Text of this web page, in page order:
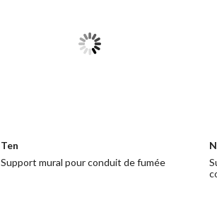
Ten
Support mural pour conduit de fumée